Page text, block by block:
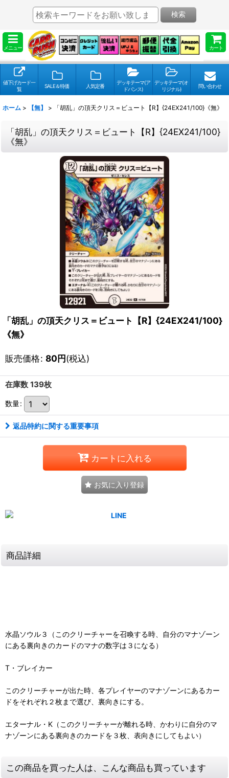
メニュー カート
検索
値下げカード一
覧
SALE＆特価 人気定番
デッキテーマ(ア
ドバンス)
デッキテーマ(オ
リジナル)
問い合わせ
ホーム > 【無】 > 「胡乱」の頂天クリス＝ビュート【R】{24EX241/100}《無》
「胡乱」の頂天クリス＝ビュート【R】{24EX241/100}
《無》
「胡乱」の頂天クリス＝ビュート【R】{24EX241/100}
《無》
販売価格: 80円(税込)
在庫数 139枚
数量:
返品特約に関する重要事項
カートに入れる
お気に入り登録
商品詳細
水晶ソウル３（このクリーチャーを召喚する時、自分のマナゾーン
にある裏向きのカードのマナの数字は３になる）
T・ブレイカー
このクリーチャーが出た時、各プレイヤーのマナゾーンにあるカー
ドをそれぞれ２枚まで選び、裏向きにする。
エターナル・Κ（このクリーチャーが離れる時、かわりに自分のマ
ナゾーンにある裏向きのカードを３枚、表向きにしてもよい）
この商品を買った人は、こんな商品も買っています